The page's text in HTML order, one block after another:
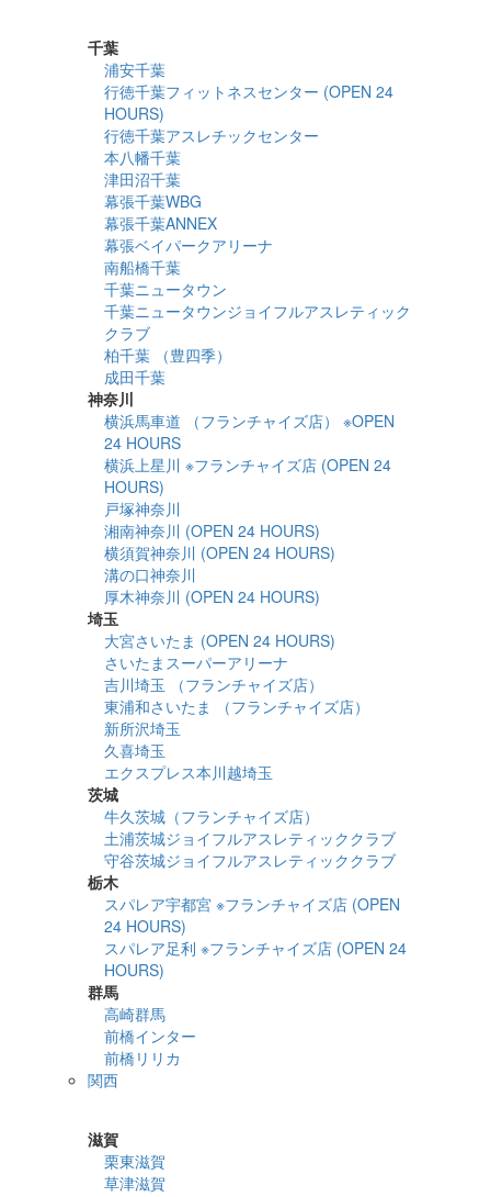
千葉
浦安千葉
行徳千葉フィットネスセンター (OPEN 24
HOURS)
行徳千葉アスレチックセンター
本八幡千葉
津田沼千葉
幕張千葉WBG
幕張千葉ANNEX
幕張ベイパークアリーナ
南船橋千葉
千葉ニュータウン
千葉ニュータウンジョイフルアスレティック
クラブ
柏千葉 （豊四季）
成田千葉
神奈川
横浜馬車道 （フランチャイズ店） ※OPEN
24 HOURS
横浜上星川 ※フランチャイズ店 (OPEN 24
HOURS)
戸塚神奈川
湘南神奈川 (OPEN 24 HOURS)
横須賀神奈川 (OPEN 24 HOURS)
溝の口神奈川
厚木神奈川 (OPEN 24 HOURS)
埼玉
大宮さいたま (OPEN 24 HOURS)
さいたまスーパーアリーナ
吉川埼玉 （フランチャイズ店）
東浦和さいたま （フランチャイズ店）
新所沢埼玉
久喜埼玉
エクスプレス本川越埼玉
茨城
牛久茨城（フランチャイズ店）
土浦茨城ジョイフルアスレティッククラブ
守谷茨城ジョイフルアスレティッククラブ
栃木
スパレア宇都宮 ※フランチャイズ店 (OPEN
24 HOURS)
スパレア足利 ※フランチャイズ店 (OPEN 24
HOURS)
群馬
高崎群馬
前橋インター
前橋リリカ
関西
滋賀
栗東滋賀
草津滋賀